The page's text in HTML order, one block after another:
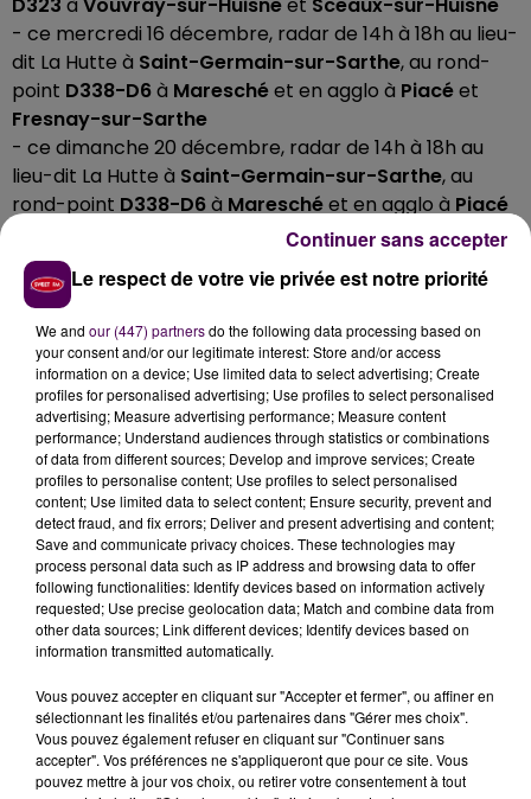
D323 à Vouvray-sur-Huisneet Sceaux-sur-Huisne
- ce mercredi 16 décembre, radar de 14h à 18h au lieu-
dit La Hutte à Saint-Germain-sur-Sarthe, au rond-
point D338-D6à Mareschéet en agglo à Piacéet
Fresnay-sur-Sarthe
- ce dimanche 20 décembre, radar de 14h à 18h au
lieu-dit La Hutte à Saint-Germain-sur-Sarthe, au
rond-point D338-D6à Mareschéet en agglo à Piacé
"Naturellement,d'autres contrôles seront réalisés
concomitamment et tout au long de la semaine sur
les routes du département sans pour autant être
annoncés. La sécurité est l’affaire de tous et chacun
a le devoir de se sentir responsable au
volant"précisent les gendarmes sur leur page
Facebook, où l’information est aussi disponible.
À LA UNE
31 juillet 2026
Le respect de votre vie privée est notre priorité
We and our (447) partnersdo the following data processing based on
your consent and/or our legitimate interest: Store and/or access
information on a device; Use limited data to select advertising; Create
profiles for personalised advertising; Use profiles to select personalised
advertising; Measure advertising performance; Measure content
performance; Understand audiences through statistics or combinations
of data from different sources; Develop and improve services; Create
profiles to personalise content; Use profiles to select personalised
content; Use limited data to select content; Ensure security, prevent and
detect fraud, and fix errors; Deliver and present advertising and content;
Save and communicate privacy choices. These technologies may
process personal data such as IP address and browsing data to offer
following functionalities: Identify devices based on information actively
requested; Use precise geolocation data; Match and combine data from
other data sources; Link different devices; Identify devices based on
information transmitted automatically.
Vous pouvez accepter en cliquant sur "Accepter et fermer", ou affiner en
sélectionnant les finalités et/ou partenaires dans "Gérer mes choix".
Vous pouvez également refuser en cliquant sur "Continuer sans
accepter". Vos préférences ne s'appliqueront que pour ce site. Vous
pouvez mettre à jour vos choix, ou retirer votre consentement à tout
Continuer sans accepter